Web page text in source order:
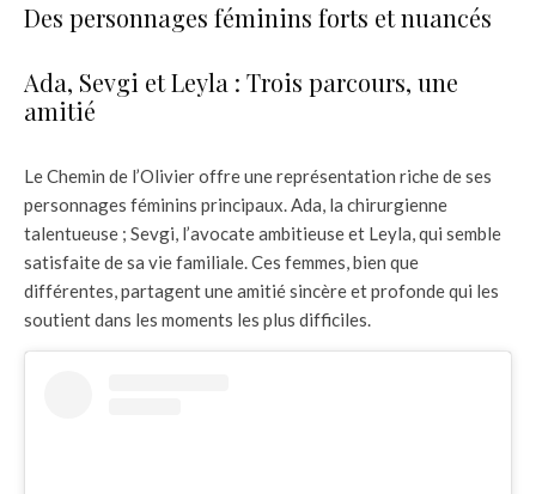
Des personnages féminins forts et nuancés
Ada, Sevgi et Leyla : Trois parcours, une
amitié
Le Chemin de l’Olivier offre une représentation riche de ses
personnages féminins principaux. Ada, la chirurgienne
talentueuse ; Sevgi, l’avocate ambitieuse et Leyla, qui semble
satisfaite de sa vie familiale. Ces femmes, bien que
différentes, partagent une amitié sincère et profonde qui les
soutient dans les moments les plus difficiles.